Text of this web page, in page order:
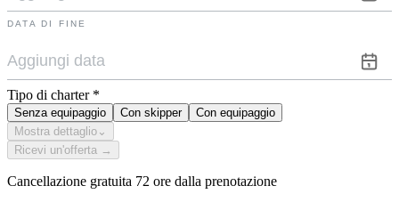
DATA DI FINE
Tipo di charter *
Senza equipaggio Con skipper
Con equipaggio
Mostra dettaglio ⌄
Ricevi un'offerta →
Cancellazione gratuita 72 ore dalla prenotazione